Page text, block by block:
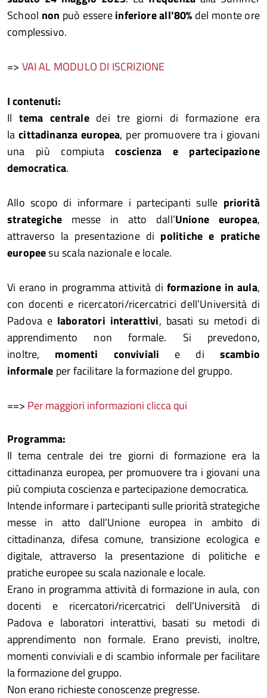
School non può essereinferiore all’80% del monte ore
complessivo.
=> VAI AL MODULO DI ISCRIZIONE
I contenuti:
Il tema centrale dei tre giorni di formazione era
lacittadinanza europea, per promuovere tra i giovani
una più compiutacoscienza e partecipazione
democratica.
Allo scopo di informare i partecipanti sulle priorità
strategichemesse in atto dall’Unione europea,
attraverso la presentazione di politiche e pratiche
europeesu scala nazionale e locale.
Vi erano in programma attività di formazione in aula,
con docenti e ricercatori/ricercatrici dell’Università di
Padova e laboratori interattivi, basati su metodi di
apprendimento non formale. Si prevedono,
inoltre, momenti conviviali e di scambio
informale per facilitare la formazione del gruppo.
==> Per maggiori informazioni clicca qui
Programma:
Il tema centrale dei tre giorni di formazione era la
cittadinanza europea, per promuovere tra i giovani una
più compiuta coscienza e partecipazione democratica.
Intende informare i partecipanti sulle priorità strategiche
messe in atto dall’Unione europea in ambito di
cittadinanza, difesa comune, transizione ecologica e
digitale, attraverso la presentazione di politiche e
pratiche europee su scala nazionale e locale.
Erano in programma attività di formazione in aula, con
docenti e ricercatori/ricercatrici dell’Università di
Padova e laboratori interattivi, basati su metodi di
apprendimento non formale. Erano previsti, inoltre,
momenti conviviali e di scambio informale per facilitare
la formazione del gruppo.
Non erano richieste conoscenze pregresse.